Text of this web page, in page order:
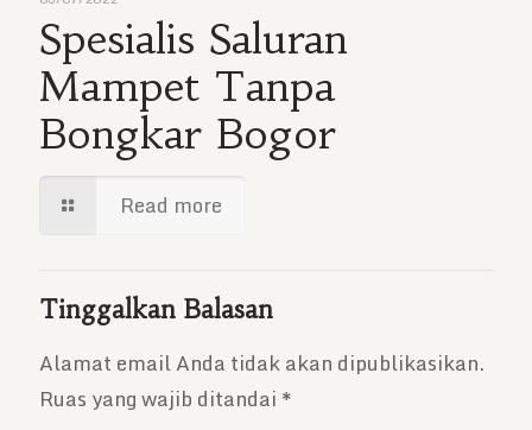
Spesialis Saluran
Mampet Tanpa
Bongkar Bogor
Read more
Tinggalkan Balasan
Alamat email Anda tidak akan dipublikasikan.
Ruas yang wajib ditandai *